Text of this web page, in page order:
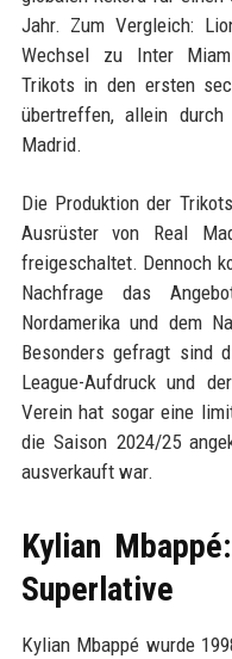
Jahr. Zum Vergleich:
Wechsel zu Inter
Trikots in den ersten
übertreffen, allein
Madrid.
Die Produktion der
Ausrüster von Real
freigeschaltet. Dennoch
Nachfrage das
Nordamerika und dem
Besonders gefragt sind
League-Aufdruck und
Verein hat sogar eine
die Saison 2024/25
ausverkauft war.
Kylian
Superlative
Kylian Mbappé wurde